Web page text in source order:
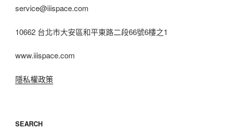
service@iiispace.com
10662 台北市大安區和平東路二段66號6樓之1
www.iiispace.com
隱私權政策
SEARCH